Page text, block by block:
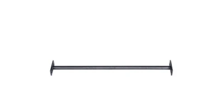
media 0 em modal